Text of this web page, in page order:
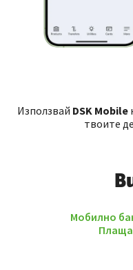
Използвай DSK Mobile
твоите
Мобилно